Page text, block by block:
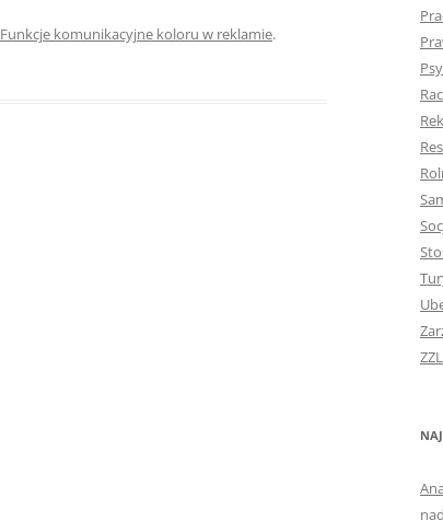
WSTĘP PRACY
ROZDZIAŁY I
ZAKOŃCZENIE
DYPLOMOWEJ
BIBLIOGRAFIA
SPIS
ZAŁĄCZNIKÓW
TABELE,
KSIĄŻKI, KTÓRE
Funkcje komunikacyjne koloru w reklamie.
ZZL